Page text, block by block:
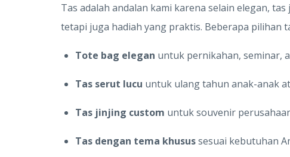
Tas adalah andalan kami karena selain elegan, tas
tetapi juga hadiah yang praktis. Beberapa pilihan
Tote bag elegan untuk pernikahan, seminar,
Tas serut lucu untuk ulang tahun anak-anak
Tas jinjing custom untuk souvenir
Tas dengan tema khusussesuai kebutuhan